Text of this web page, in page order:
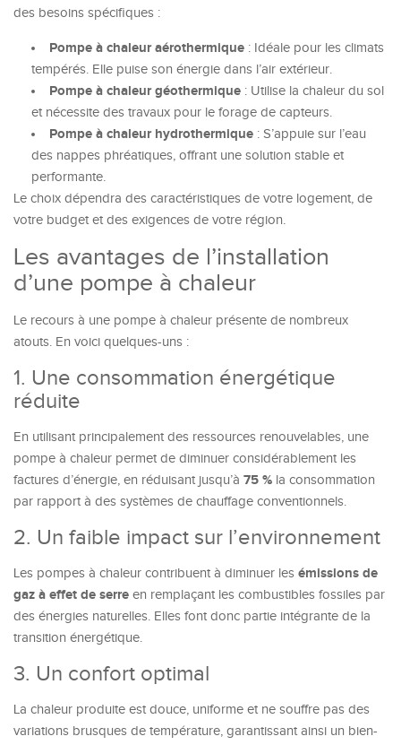
des besoins spécifiques :
Pompe à chaleur aérothermique : Idéale pour les climats
tempérés. Elle puise son énergie dans l’air extérieur.
Pompe à chaleur géothermique : Utilise la chaleur du sol
et nécessite des travaux pour le forage de capteurs.
Pompe à chaleur hydrothermique : S’appuie sur l’eau
des nappes phréatiques, offrant une solution stable et
performante.
Le choix dépendra des caractéristiques de votre logement, de
votre budget et des exigences de votre région.
Les avantages de l’installation
d’une pompe à chaleur
Le recours à une pompe à chaleur présente de nombreux
atouts. En voici quelques-uns :
1. Une consommation énergétique
réduite
En utilisant principalement des ressources renouvelables, une
pompe à chaleur permet de diminuer considérablement les
factures d’énergie, en réduisant jusqu’à 75 % la consommation
par rapport à des systèmes de chauffage conventionnels.
2. Un faible impact sur l’environnement
Les pompes à chaleur contribuent à diminuer les émissions de
gaz à effet de serre en remplaçant les combustibles fossiles par
des énergies naturelles. Elles font donc partie intégrante de la
transition énergétique.
3. Un confort optimal
La chaleur produite est douce, uniforme et ne souffre pas des
variations brusques de température, garantissant ainsi un bien-